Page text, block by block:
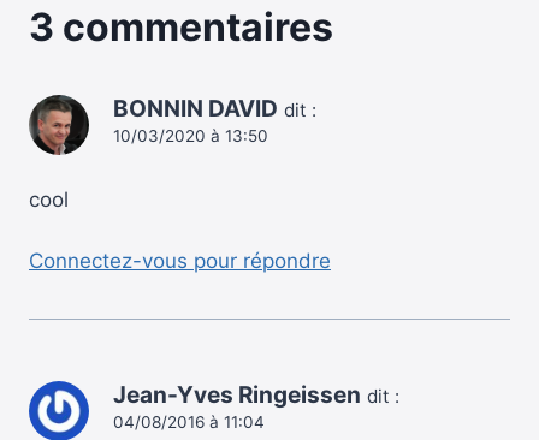
3 commentaires
BONNIN DAVID dit :
10/03/2020 à 13:50
cool
Connectez-vous pour répondre
Jean-Yves Ringeissen dit :
04/08/2016 à 11:04